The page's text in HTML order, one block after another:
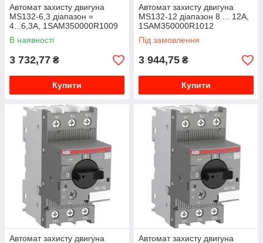
Автомат захисту двигуна
MS132-6,3 діапазон =
4...6,3A, 1SAM350000R1009
В наявності
3 732,77 ₴
Купити
Автомат захисту двигуна
MS132-12 діапазон 8 ... 12A,
1SAM350000R1012
Під замовлення
3 944,75 ₴
Купити
Автомат захисту двигуна Автомат захисту двигуна